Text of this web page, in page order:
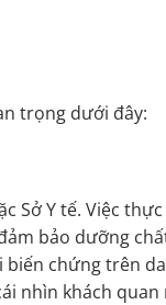
trọng dưới đây:
Sở Y tế. Việc
bảo dưỡng
biến chứng trên
nhìn khách quan